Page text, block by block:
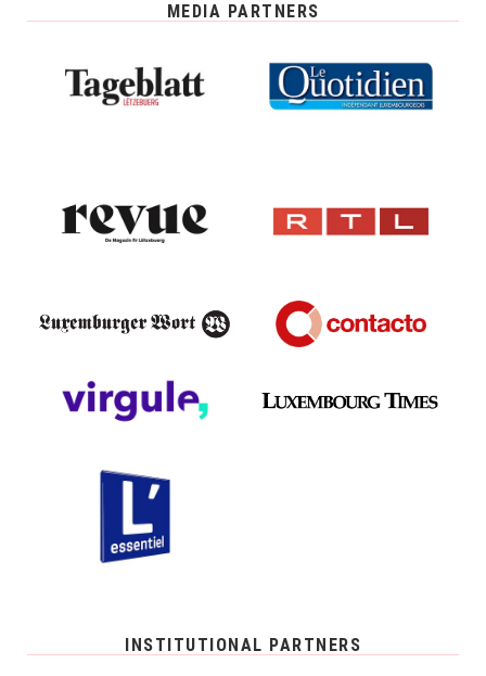
MEDIA PARTNERS
INSTITUTIONAL PARTNERS